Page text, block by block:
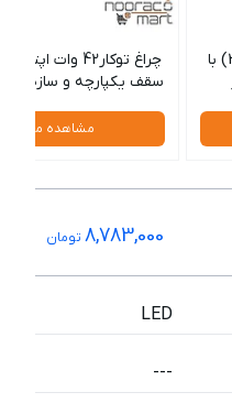
چراغ روکار 42 وات اپتیلد(30x120) با
سقف یکپارچه و سازه
مشاهده
8,783,000 تومان
LED
---